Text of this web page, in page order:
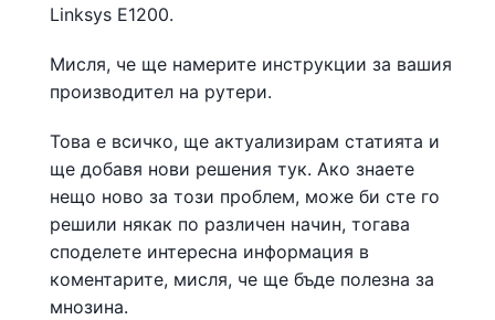
Linksys E1200.
Мисля, че ще намерите инструкции за вашия
производител на рутери.
Това е всичко, ще актуализирам статията и
ще добавя нови решения тук. Ако знаете
нещо ново за този проблем, може би сте го
решили някак по различен начин, тогава
споделете интересна информация в
коментарите, мисля, че ще бъде полезна за
мнозина.